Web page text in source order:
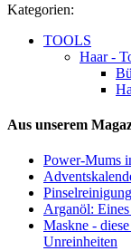
Kategorien:
TOOLS
Haar -
Aus unserem
Power-Mums
Arganöl:
Maskne -
Unreinheiten